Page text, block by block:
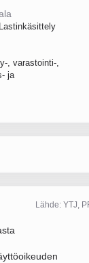
, varastointi-,
ja
Lähde: YTJ,